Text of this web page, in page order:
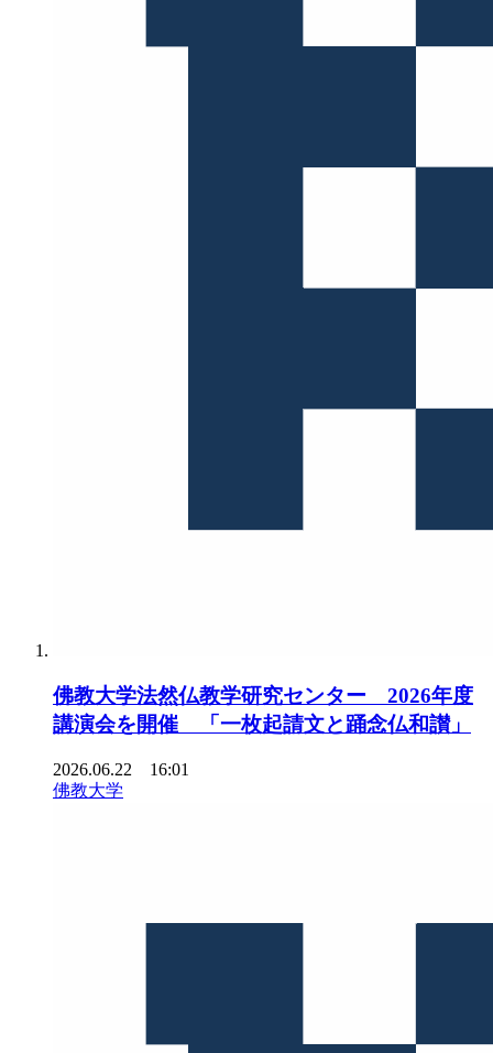
佛教大学法然仏教学研究センター 2026年度
講演会を開催 「一枚起請文と踊念仏和讃」
2026.06.22 16:01
佛教大学